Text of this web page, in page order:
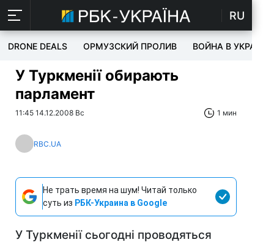
RU
DRONE DEALS ОРМУЗСКИЙ ПРОЛИВ ВОЙНА В УКРАИНЕ
У Туркменії обирають
парламент
11:45 14.12.2008 Вс 1 мин
RBC.UA
Не трать время на шум! Читай только
суть из РБК-Украина в Google
У Туркменії сьогодні проводяться